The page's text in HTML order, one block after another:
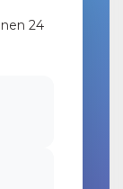
24